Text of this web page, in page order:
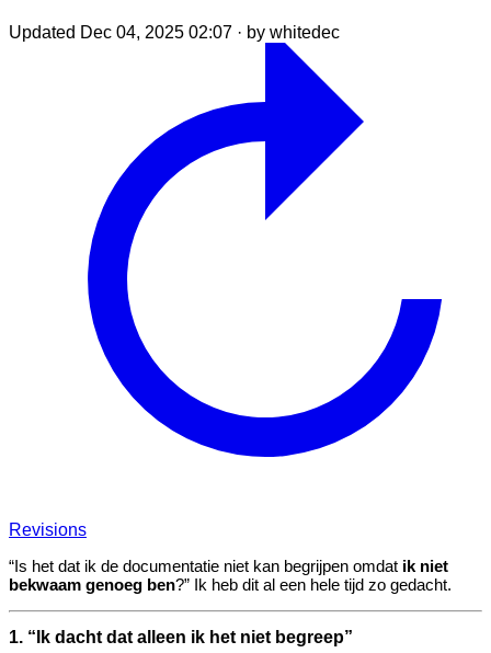
Updated Dec 04, 2025 02:07 · by whitedec
Revisions
“Is het dat ik de documentatie niet kan begrijpen omdat ik niet
bekwaam genoeg ben?” Ik heb dit al een hele tijd zo gedacht.
1. “Ik dacht dat alleen ik het niet begreep”